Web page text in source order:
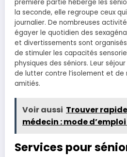
première partie héberge les
la seconde, elle regroupe ceux
journalier. De nombreuses
égayer le quotidien des
et divertissements sont
de stimuler les capacités
physiques des séniors. Leur
de lutter contre l’isolement et de
amitiés.
Voir aussi Trouver
médecin : mode
Services pour